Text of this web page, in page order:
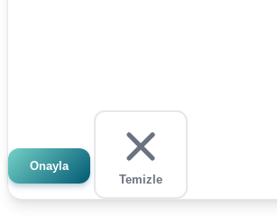
Onayla
Temizle